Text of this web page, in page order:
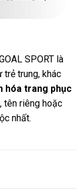
SPORT là
trẻ trung, khác
hóa trang phục
tên riêng hoặc
nhất.